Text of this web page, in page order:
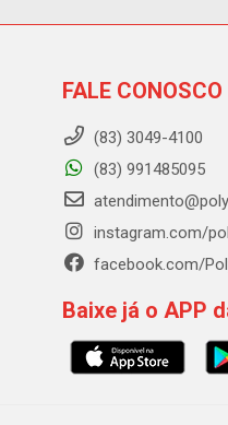
FALE CONOSCO
(83) 3049-4100
(83) 991485095
instagram.com/
facebook.com/
Baixe já o APP